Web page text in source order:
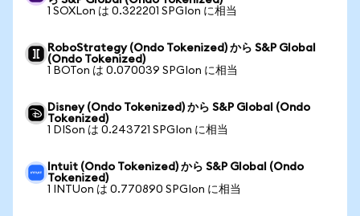
1 SOXLon は 0.322201 SPGIon に相当
RoboStrategy (Ondo Tokenized) から S&P Global
(Ondo Tokenized)
1 BOTon は 0.070039 SPGIon に相当
Disney (Ondo Tokenized) から S&P Global (Ondo
Tokenized)
1 DISon は 0.243721 SPGIon に相当
Intuit (Ondo Tokenized) から S&P Global (Ondo
Tokenized)
1 INTUon は 0.770890 SPGIon に相当